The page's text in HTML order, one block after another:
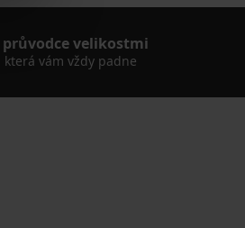
velikostmi
která vám vždy padne